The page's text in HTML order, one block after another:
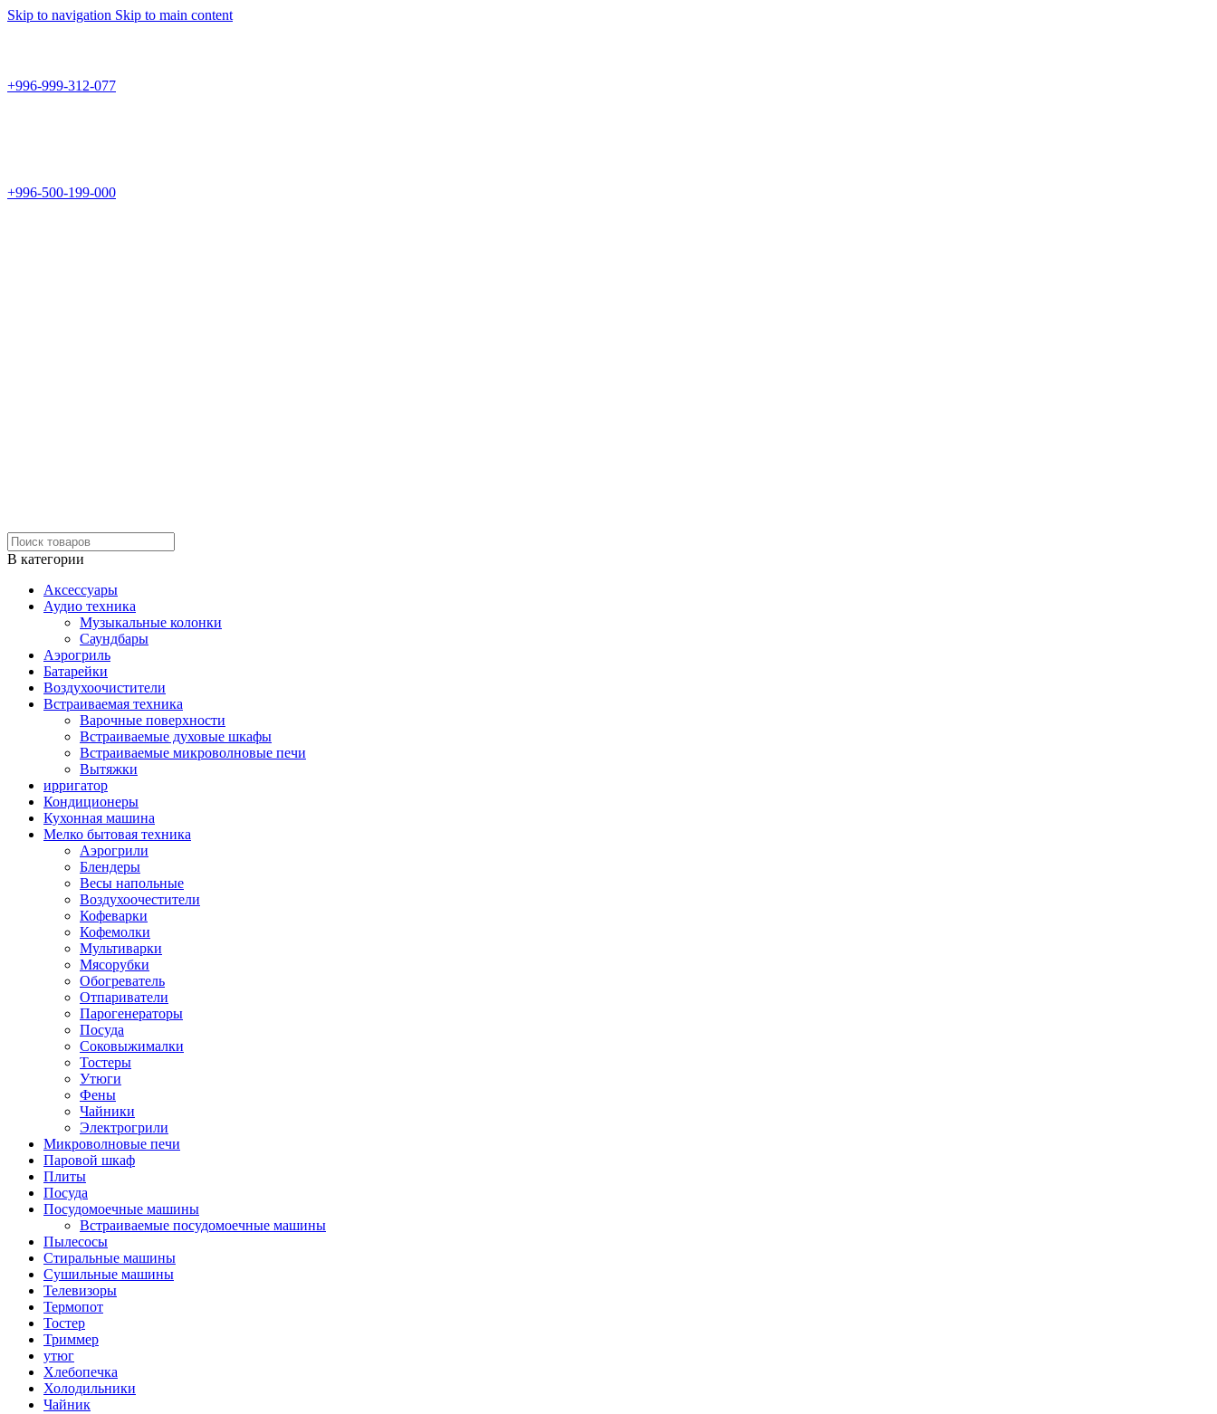
Skip to navigation Skip to main content
+996-999-312-077
+996-500-199-000
В категории
Аксессуары
Аудио техника
Музыкальные колонки
Саундбары
Аэрогриль
Батарейки
Воздухоочистители
Встраиваемая техника
Варочные поверхности
Встраиваемые духовые шкафы
Встраиваемые микроволновые печи
Вытяжки
ирригатор
Кондиционеры
Кухонная машина
Мелко бытовая техника
Аэрогрили
Блендеры
Весы напольные
Воздухоочестители
Кофеварки
Кофемолки
Мультиварки
Мясорубки
Обогреватель
Отпариватели
Парогенераторы
Посуда
Соковыжималки
Тостеры
Утюги
Фены
Чайники
Электрогрили
Микроволновые печи
Паровой шкаф
Плиты
Посуда
Посудомоечные машины
Встраиваемые посудомоечные машины
Пылесосы
Стиральные машины
Сушильные машины
Телевизоры
Термопот
Тостер
Триммер
утюг
Хлебопечка
Холодильники
Чайник